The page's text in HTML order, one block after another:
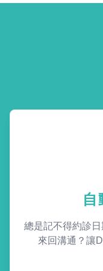
自
總是記不得約診
來回溝通？讓